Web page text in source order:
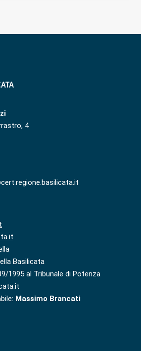
4
Basilicata
1995 al Tribunale di Potenza
Massimo Brancati